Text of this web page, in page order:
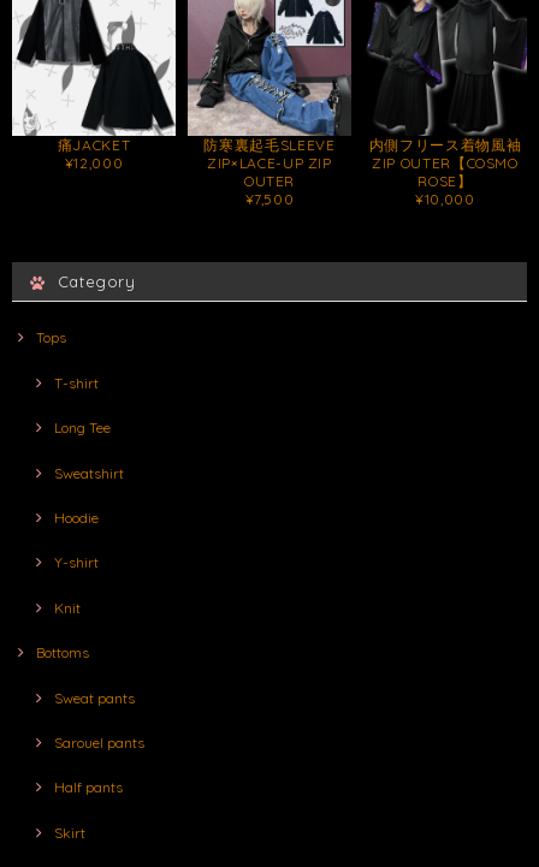
痛JACKET
¥12,000
防寒裏起毛SLEEVE
ZIP×LACE-UP ZIP
OUTER
¥7,500
内側フリース着物風袖
ZIP OUTER【COSMO
ROSE】
¥10,000
Category
Tops
T-shirt
Long Tee
Sweatshirt
Hoodie
Y-shirt
Knit
Bottoms
Sweat pants
Sarouel pants
Half pants
Skirt